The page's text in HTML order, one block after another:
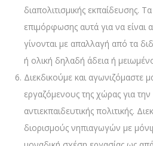
διαπολιτισμικής εκπαίδευσης.
επιμόρφωσης αυτά για να είναι
γίνονται με απαλλαγή από τα
ή ολική δηλαδή άδεια ή
Διεκδικούμε και αγωνιζόμαστε
εργαζόμενους της χώρας για
αντιεκπαιδευτικής πολιτικής.
διορισμούς νηπιαγωγών με